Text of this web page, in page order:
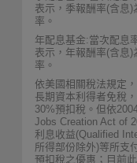
表示，季報酬率(含息
率。
年配息基金:當次配息
表示，年報酬率(含息
率。
依美國相關稅法規定
長期資本利得者免稅
30%預扣稅。但依
Jobs Creation Act of
利息收益(Qualified
所得部份除外)等所支
預扣稅之優惠；目前